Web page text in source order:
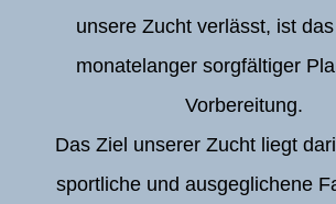
unsere Zucht verlässt, ist
monatelanger sorgfältiger
Vorbereitung.
Das Ziel unserer Zucht liegt
sportliche und ausgeglichene